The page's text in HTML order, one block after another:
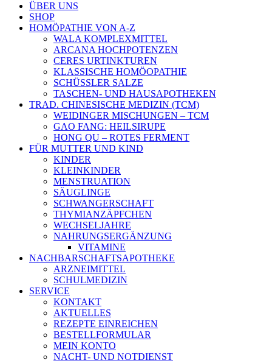
ÜBER UNS
SHOP
HOMÖPATHIE VON A-Z
WALA KOMPLEXMITTEL
ARCANA HOCHPOTENZEN
CERES URTINKTUREN
KLASSISCHE HOMÖOPATHIE
SCHÜSSLER SALZE
TASCHEN- UND HAUSAPOTHEKEN
TRAD. CHINESISCHE MEDIZIN (TCM)
WEIDINGER MISCHUNGEN – TCM
GAO FANG: HEILSIRUPE
HONG QU – ROTES FERMENT
FÜR MUTTER UND KIND
KINDER
KLEINKINDER
MENSTRUATION
SÄUGLINGE
SCHWANGERSCHAFT
THYMIANZÄPFCHEN
WECHSELJAHRE
NAHRUNGSERGÄNZUNG
VITAMINE
NACHBARSCHAFTSAPOTHEKE
ARZNEIMITTEL
SCHULMEDIZIN
SERVICE
KONTAKT
AKTUELLES
REZEPTE EINREICHEN
BESTELLFORMULAR
MEIN KONTO
NACHT- UND NOTDIENST